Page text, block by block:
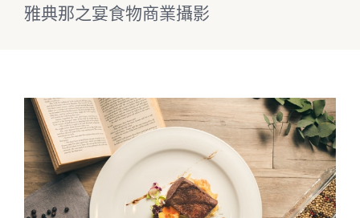
雅典那之宴食物商業攝影
View
Larger
Image